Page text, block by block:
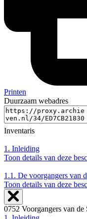
Printen
Duurzaam webadres
Inventaris
1. Inleiding
Toon details van deze
1.1. De voorgangers van
Toon details van deze
0752 Voorgangers van